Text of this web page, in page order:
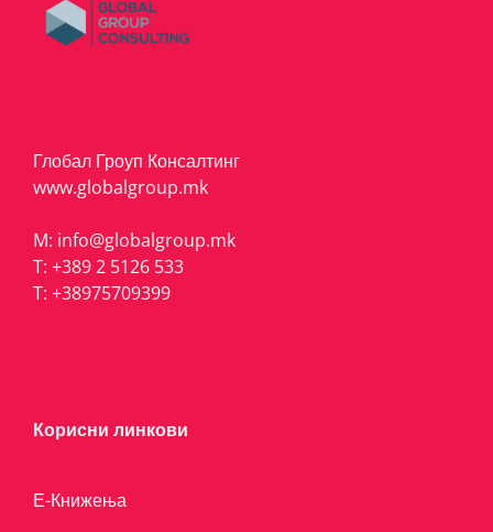
Глобал Гроуп Консалтинг
www.globalgroup.mk
M: info@globalgroup.mk
T: +389 2 5126 533
T: +38975709399
Корисни линкови
Е-Книжења